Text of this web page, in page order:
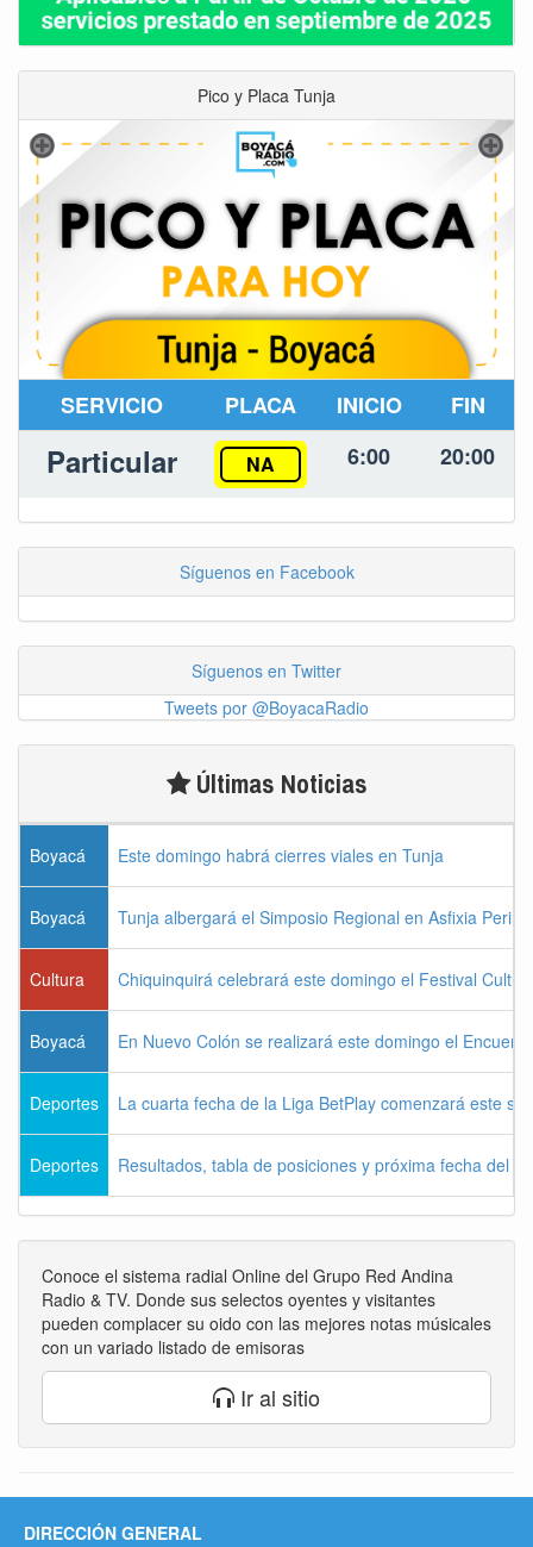
Pico y Placa Tunja
SERVICIO PLACA INICIO FIN
Particular NA 6:00 20:00
Síguenos en Facebook
Síguenos en Twitter
Tweets por @BoyacaRadio
Últimas Noticias
Boyacá Este domingo habrá cierres viales en Tunja
Boyacá Tunja albergará el Simposio Regional en Asfixia
Cultura Chiquinquirá celebrará este domingo el Festival
Boyacá En Nuevo Colón se realizará este domingo el
Deportes La cuarta fecha de la Liga BetPlay comenzará este
Deportes Resultados, tabla de posiciones y próxima fecha del
Conoce el sistema radial Online del Grupo Red Andina
Radio & TV. Donde sus selectos oyentes y visitantes
pueden complacer su oido con las mejores notas músicales
con un variado listado de emisoras
Ir al sitio
DIRECCIÓN GENERAL